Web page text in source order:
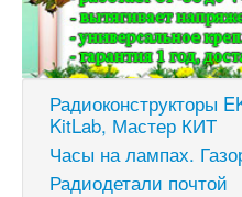
Радиоконструкторы
KitLab, Мастер КИТ
Часы на лампах.
Радиодетали почтой